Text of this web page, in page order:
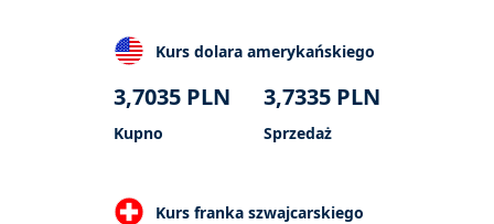
Kurs dolara amerykańskiego
3,7035 PLN
Kupno
3,7335 PLN
Sprzedaż
Kurs franka szwajcarskiego